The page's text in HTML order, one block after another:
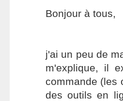
Bonjour à tous,
j'ai un peu de
m'explique, il
commande (les
des outils en